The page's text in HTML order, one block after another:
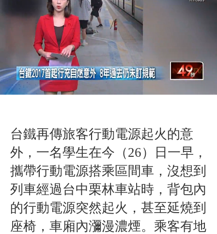
台鐵再傳旅客行動電源起火的意
外，一名學生在今（26）日一早，
攜帶行動電源搭乘區間車，沒想到
列車經過台中栗林車站時，背包內
的行動電源突然起火，甚至延燒到
座椅，車廂內瀰漫濃煙。乘客有地